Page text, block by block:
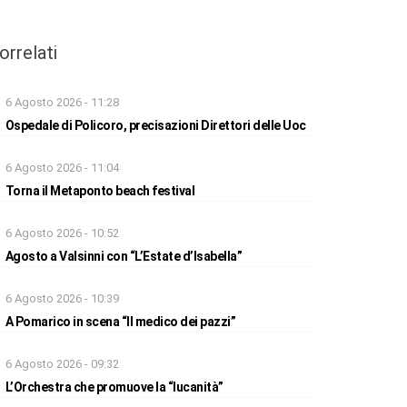
6 Agosto 2026 - 11:28
Ospedale di Policoro, precisazioni Direttori delle Uoc
6 Agosto 2026 - 11:04
Torna il Metaponto beach festival
6 Agosto 2026 - 10:52
Agosto a Valsinni con “L’Estate d’Isabella”
6 Agosto 2026 - 10:39
A Pomarico in scena “Il medico dei pazzi”
6 Agosto 2026 - 09:32
L’Orchestra che promuove la “lucanità”